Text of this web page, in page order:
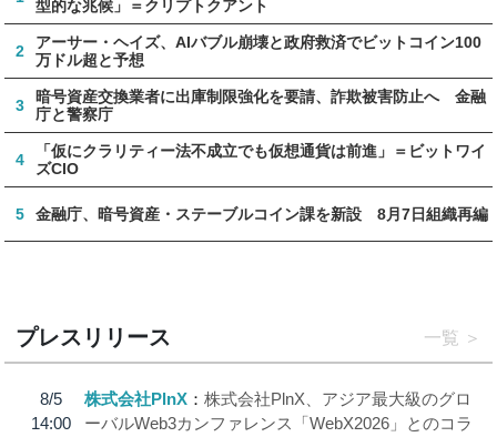
型的な兆候」＝クリプトクアント
2
アーサー・ヘイズ、AIバブル崩壊と政府救済でビットコイン100
万ドル超と予想
3
暗号資産交換業者に出庫制限強化を要請、詐欺被害防止へ 金融
庁と警察庁
4
「仮にクラリティー法不成立でも仮想通貨は前進」＝ビットワイ
ズCIO
5 金融庁、暗号資産・ステーブルコイン課を新設 8月7日組織再編
プレスリリース 一覧
8/5
14:00
株式会社PlnX
株式会社PlnX、アジア最大級のグロ
ーバルWeb3カンファレンス「WebX2026」とのコラ